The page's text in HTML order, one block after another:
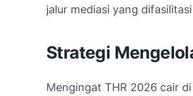
jalur mediasi yang
Strategi
Mengingat THR 2026 cair